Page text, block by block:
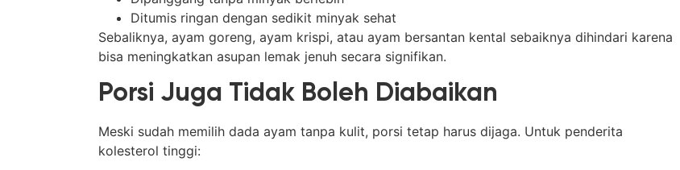
Ditumis ringan dengan sedikit minyak sehat
Sebaliknya, ayam goreng, ayam krispi, atau ayam bersantan kental sebaiknya dihindari karena
bisa meningkatkan asupan lemak jenuh secara signifikan.
Porsi Juga Tidak Boleh Diabaikan
Meski sudah memilih dada ayam tanpa kulit, porsi tetap harus dijaga. Untuk penderita
kolesterol tinggi: